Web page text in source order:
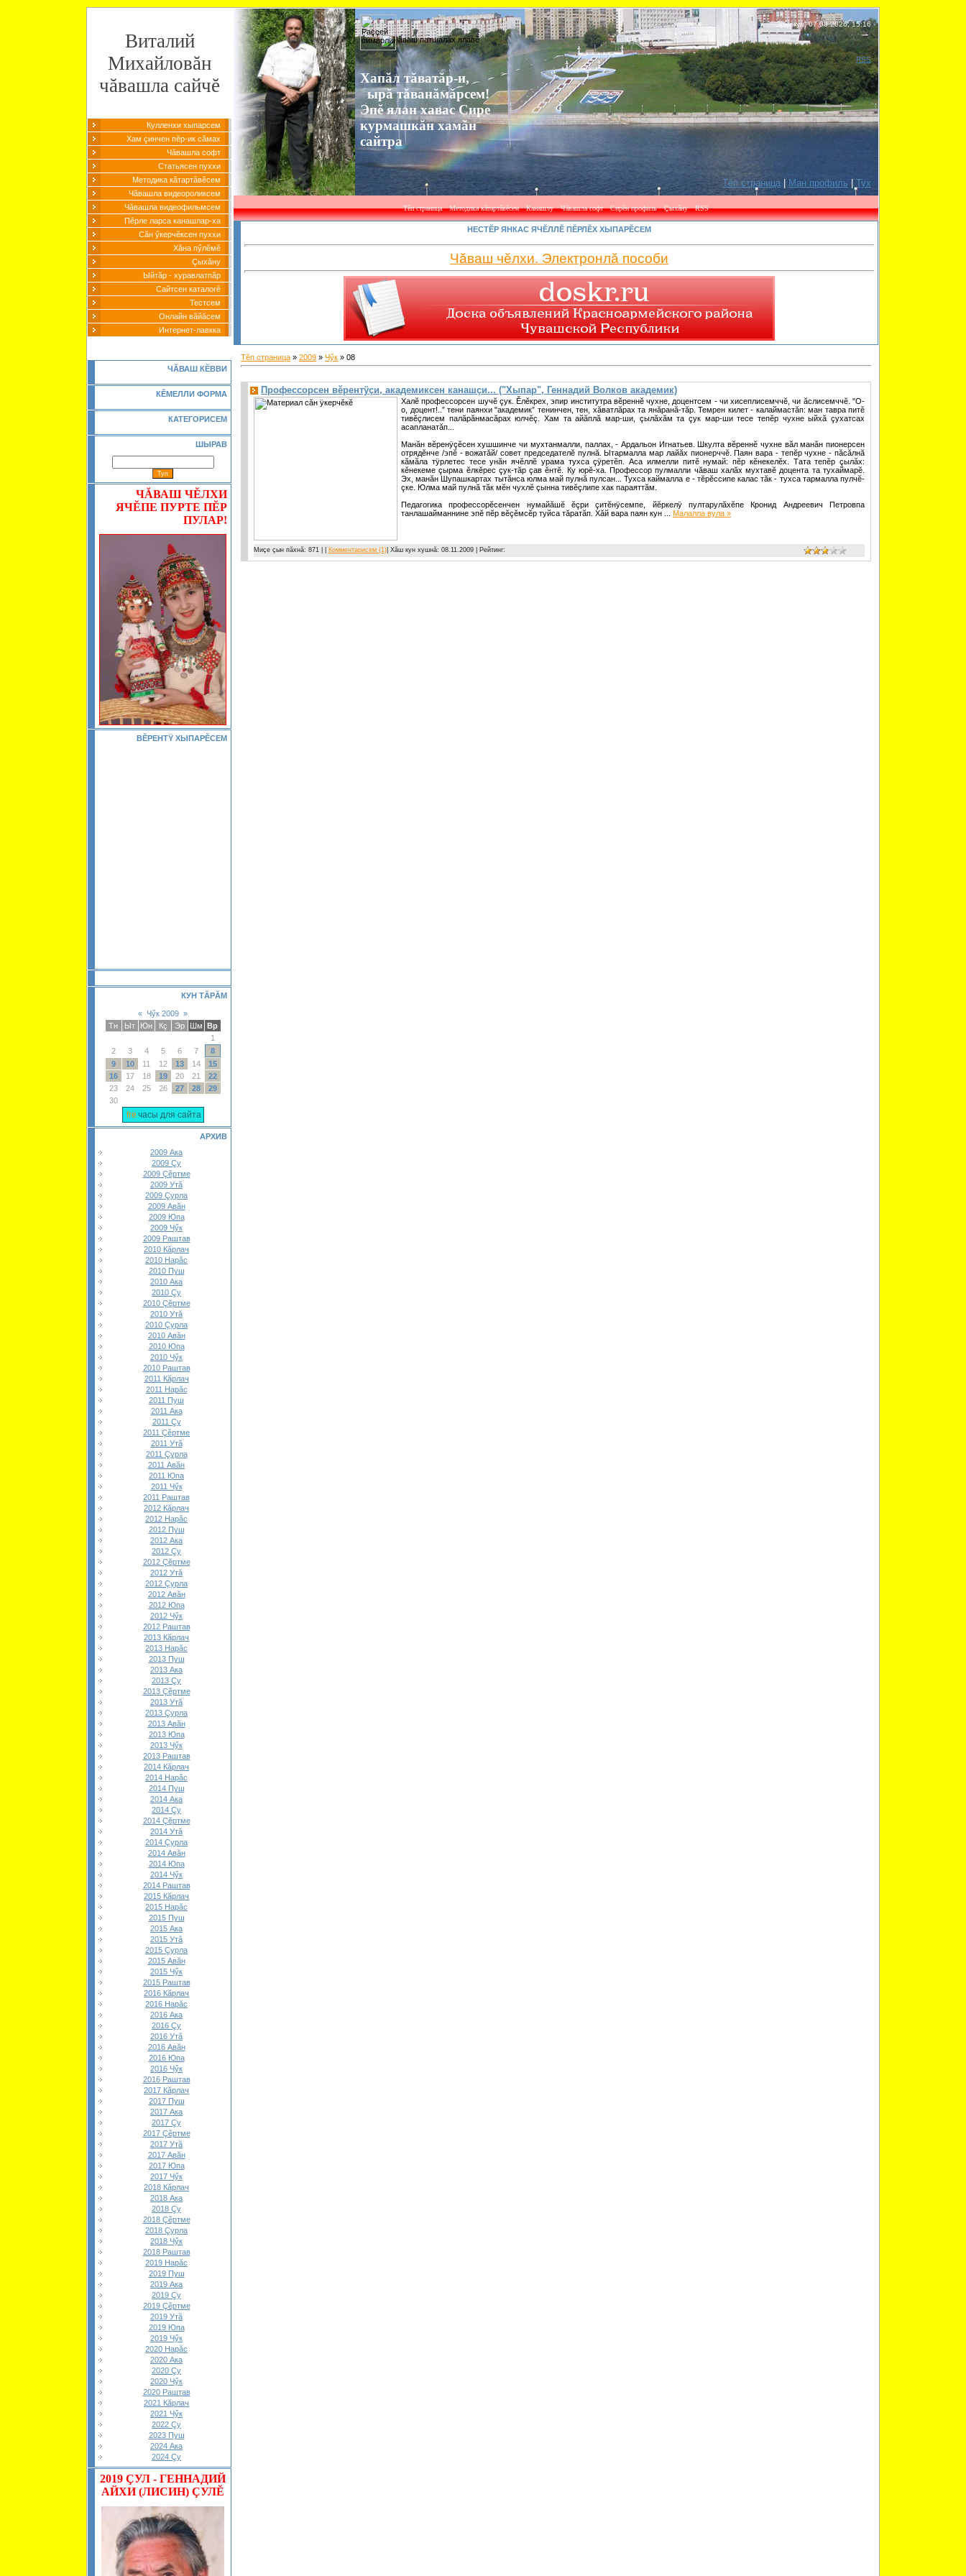
Виталий
Михайловăн
чăвашла сайчĕ
Кулленхи хыпарсем
Хам çинчен пĕр-ик сăмах
Чăвашла софт
Статьясен пуххи
Методика кăтартăвĕсем
Чăвашла видеороликсем
Чăвашла видеофильмсем
Пĕрле ларса канашлар-ха
Сăн ӳкерчĕксен пуххи
Хăна пӳлĕмĕ
Çыхăну
Ыйтăр - хуравлатпăр
Сайтсен каталогĕ
Тестсем
Онлайн вăйăсем
Интернет-лавкка
ЧĂВАШ КĔВВИ
КĔМЕЛЛИ ФОРМА
КАТЕГОРИСЕМ
ШЫРАВ
ЧĂВАШ ЧĔЛХИ
ЯЧĔПЕ ПУРТЕ ПĔР
ПУЛАР!
ВĔРЕНТŸ ХЫПАРĔСЕМ
КУН ТĂРĂМ
« Чӳк 2009 »
Тн
Ыт Юн Кç Эр Шм
Вр
1
2
3 4 5 6 7
8
9
10 11 12 13 14
15
16
17 18 19 20 21
22
23
24 25 26 27 28
29
30
часы для сайта
АРХИВ
2009 Ака
2009 Çу
2009 Çĕртме
2009 Утă
2009 Çурла
2009 Авăн
2009 Юпа
2009 Чӳк
2009 Раштав
2010 Кăрлач
2010 Нарăс
2010 Пуш
2010 Ака
2010 Çу
2010 Çĕртме
2010 Утă
2010 Çурла
2010 Авăн
2010 Юпа
2010 Чӳк
2010 Раштав
2011 Кăрлач
2011 Нарăс
2011 Пуш
2011 Ака
2011 Çу
2011 Çĕртме
2011 Утă
2011 Çурла
2011 Авăн
2011 Юпа
2011 Чӳк
2011 Раштав
2012 Кăрлач
2012 Нарăс
2012 Пуш
2012 Ака
2012 Çу
2012 Çĕртме
2012 Утă
2012 Çурла
2012 Авăн
2012 Юпа
2012 Чӳк
2012 Раштав
2013 Кăрлач
2013 Нарăс
2013 Пуш
2013 Ака
2013 Çу
2013 Çĕртме
2013 Утă
2013 Çурла
2013 Авăн
2013 Юпа
2013 Чӳк
2013 Раштав
2014 Кăрлач
2014 Нарăс
2014 Пуш
2014 Ака
2014 Çу
2014 Çĕртме
2014 Утă
2014 Çурла
2014 Авăн
2014 Юпа
2014 Чӳк
2014 Раштав
2015 Кăрлач
2015 Нарăс
2015 Пуш
2015 Ака
2015 Утă
2015 Çурла
2015 Авăн
2015 Чӳк
2015 Раштав
2016 Кăрлач
2016 Нарăс
2016 Ака
2016 Çу
2016 Утă
2016 Авăн
2016 Юпа
2016 Чӳк
2016 Раштав
2017 Кăрлач
2017 Пуш
2017 Ака
2017 Çу
2017 Çĕртме
2017 Утă
2017 Авăн
2017 Юпа
2017 Чӳк
2018 Кăрлач
2018 Ака
2018 Çу
2018 Çĕртме
2018 Çурла
2018 Чӳк
2018 Раштав
2019 Нарăс
2019 Пуш
2019 Ака
2019 Çу
2019 Çĕртме
2019 Утă
2019 Юпа
2019 Чӳк
2020 Нарăс
2020 Ака
2020 Çу
2020 Чӳк
2020 Раштав
2021 Кăрлач
2021 Чӳк
2022 Çу
2023 Пуш
2024 Ака
2024 Çу
2019 ÇУЛ - ГЕННАДИЙ
АЙХИ (ЛИСИН) ÇУЛĔ
Хапăл тăватăр-и,
ырă тăванăмăрсем!
Эпĕ ялан хавас Сире
курмашкăн хамăн
сайтра
Эрнекун, 07.08.2026, 15:16
RSS
Тĕп страница Ман профиль | Тух
НЕСТĔР ЯНКАС ЯЧĔЛЛĔ ПĔРЛĔХ ХЫПАРĔСЕМ
Чăваш чĕлхи. Электронлă пособи
Тĕп страница » 2009 » Чӳк » 08
Профессорсен вĕрентÿçи, академиксен канашçи... ("Хыпар", Геннадий Волков академик)
Халĕ профессорсен шучĕ çук. Ĕлĕкрех, эпир институтра вĕреннĕ чухне, доцентсем - чи хисеплисемччĕ, чи ăслисемччĕ. "О-
о, доцент!..” тени паянхи "академик” тенинчен, тен, хăватлăрах та янăранă-тăр. Темрен килет - калаймастăп: ман тавра питĕ
тивĕçлисем палăрăнмасăрах юлчĕç. Хам та айăплă мар-ши, çылăхăм та çук мар-ши тесе тепĕр чухне ыйхă çухатсах
асапланатăп...
Манăн вĕренÿçĕсен хушшинче чи мухтанмалли, паллах, - Ардальон Игнатьев. Шкулта вĕреннĕ чухне вăл манăн пионерсен
отрядĕнче /эпĕ - вожатăй/ совет председателĕ пулнă. Ытармалла мар лайăх пионерччĕ. Паян вара - тепĕр чухне - пăсăлнă
кăмăла тÿрлетес тесе унăн ячĕллĕ урама тухса çÿретĕп. Аса илмелли питĕ нумай: пĕр кĕнекелĕх. Тата тепĕр çылăх:
кĕнекеме çырма ĕлкĕрес çук-тăр çав ĕнтĕ. Ку юрĕ-ха. Профессор пулмалли чăваш халăх мухтавĕ доцента та тухаймарĕ.
Эх, манăн Шупашкартах тытăнса юлма май пулнă пулсан... Тухса каймалла е - тĕрĕссипе калас тăк - тухса тармалла пулчĕ-
çке. Юлма май пулнă тăк мĕн чухлĕ çынна тивĕçлипе хак параяттăм.
Педагогика профессорĕсенчен нумайăшĕ ĕçри çитĕнÿсемпе, йĕркелÿ пултарулăхĕпе Кронид Андреевич Петровпа
танлашайманнине эпĕ пĕр вĕçĕмсĕр туйса тăратăп. Хăй вара паян кун
Малалла вула »
Миçе çын пăхнă: 871 | | Комментарисем (1) | Хăш кун хушнă: 08.11.2009 | Рейтинг: